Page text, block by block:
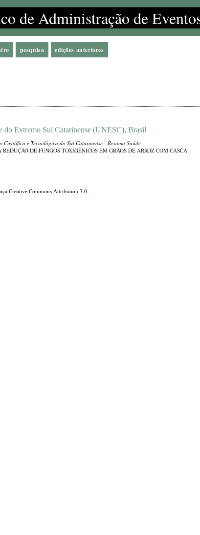
de Administração de
pesquisa edições anteriores
do Extremo Sul Catarinense (UNESC), Brasil
Científica e Tecnológica do Sul Catarinense - Resumo Saúde
DE FUNGOS TOXIGÊNICOS EM GRÃOS DE ARROZ COM CASCA
Creative Commons Attribution 3.0 .